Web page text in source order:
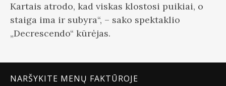
Kartais atrodo, kad viskas klostosi puikiai, o
staiga ima ir subyra“, – sako spektaklio
„Decrescendo“ kūrėjas.
NARŠYKITE MENŲ FAKTŪROJE